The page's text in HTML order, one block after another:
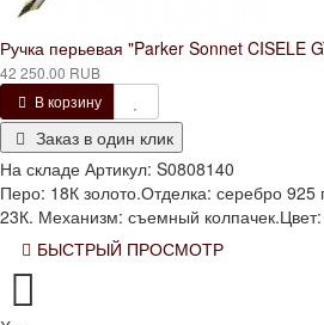
Ручка перьевая "Parker Sonnet CISELE
42 250.00 RUB
В корзину
Заказ в один клик
На складе Артикул: S0808140
Перо: 18К золото.Отделка: серебро 925
23К. Механизм: съемный колпачек.Цвет:
БЫСТРЫЙ ПРОСМОТР